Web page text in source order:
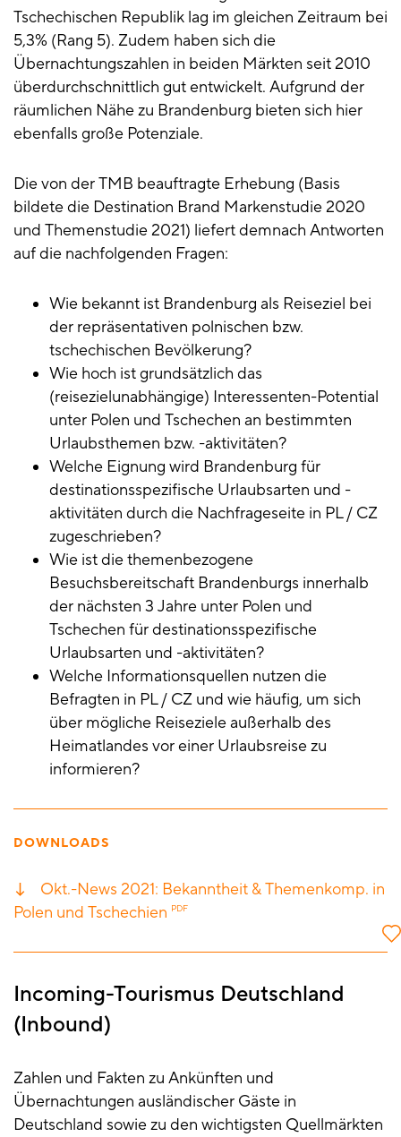
Tschechischen Republik lag im gleichen Zeitraum bei
5,3% (Rang 5). Zudem haben sich die
Übernachtungszahlen in beiden Märkten seit 2010
überdurchschnittlich gut entwickelt. Aufgrund der
räumlichen Nähe zu Brandenburg bieten sich hier
ebenfalls große Potenziale.
Die von der TMB beauftragte Erhebung (Basis
bildete die Destination Brand Markenstudie 2020
und Themenstudie 2021) liefert demnach Antworten
auf die nachfolgenden Fragen:
Wie bekannt ist Brandenburg als Reiseziel bei
der repräsentativen polnischen bzw.
tschechischen Bevölkerung?
Wie hoch ist grundsätzlich das
(reisezielunabhängige) Interessenten-Potential
unter Polen und Tschechen an bestimmten
Urlaubsthemen bzw. -aktivitäten?
Welche Eignung wird Brandenburg für
destinationsspezifische Urlaubsarten und -
aktivitäten durch die Nachfrageseite in PL / CZ
zugeschrieben?
Wie ist die themenbezogene
Besuchsbereitschaft Brandenburgs innerhalb
der nächsten 3 Jahre unter Polen und
Tschechen für destinationsspezifische
Urlaubsarten und -aktivitäten?
Welche Informationsquellen nutzen die
Befragten in PL / CZ und wie häufig, um sich
über mögliche Reiseziele außerhalb des
Heimatlandes vor einer Urlaubsreise zu
informieren?
DOWNLOADS
Okt.-News 2021: Bekanntheit & Themenkomp. in
Polen und Tschechien PDF
Incoming-Tourismus Deutschland
(Inbound)
Zahlen und Fakten zu Ankünften und
Übernachtungen ausländischer Gäste in
Deutschland sowie zu den wichtigsten Quellmärkten